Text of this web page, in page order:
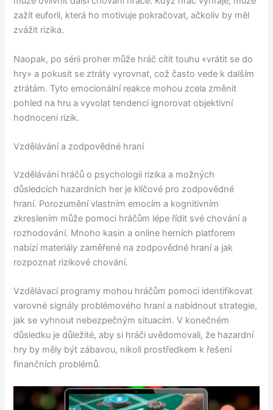
zažít euforii, která ho motivuje pokračovat, ačkoliv by měl
zvážit rizika.
Naopak, po sérii proher může hráč cítit touhu «vrátit se do
hry» a pokusit se ztráty vyrovnat, což často vede k dalším
ztrátám. Tyto emocionální reakce mohou zcela změnit
pohled na hru a vyvolat tendenci ignorovat objektivní
hodnocení rizik.
Vzdělávání a zodpovědné hraní
Vzdělávání hráčů o psychologii rizika a možných
důsledcích hazardních her je klíčové pro zodpovědné
hraní. Porozumění vlastním emocím a kognitivním
zkreslením může pomoci hráčům lépe řídit své chování a
rozhodování. Mnoho kasin a online herních platforem
nabízí materiály zaměřené na zodpovědné hraní a jak
rozpoznat rizikové chování.
Vzdělávací programy mohou hráčům pomoci identifikovat
varovné signály problémového hraní a nabídnout strategie,
jak se vyhnout nebezpečným situacím. V konečném
důsledku je důležité, aby si hráči uvědomovali, že hazardní
hry by měly být zábavou, nikoli prostředkem k řešení
finančních problémů.